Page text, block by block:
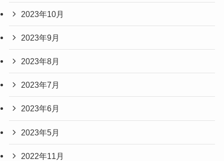
2023年10月
2023年9月
2023年8月
2023年7月
2023年6月
2023年5月
2022年11月